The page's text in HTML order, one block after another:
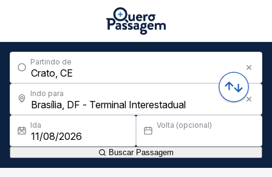
Partindo de
Indo para
Ida Volta (opcional)
Buscar Passagem